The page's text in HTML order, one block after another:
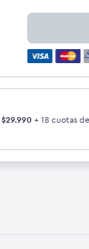
$29.990 + 18 cuotas de